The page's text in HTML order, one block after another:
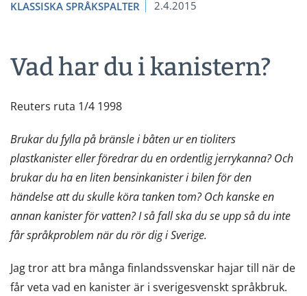
KLASSISKA SPRÅKSPALTER 2.4.2015
Vad har du i kanistern?
Reuters ruta 1/4 1998
Brukar du fylla på bränsle i båten ur en tioliters
plastkanister eller föredrar du en ordentlig jerrykanna? Och
brukar du ha en liten bensinkanister i bilen för den
händelse att du skulle köra tanken tom? Och kanske en
annan kanister för vatten? I så fall ska du se upp så du inte
får språkproblem när du rör dig i Sverige.
Jag tror att bra många finlandssvenskar hajar till när de
får veta vad en kanister är i sverigesvenskt språkbruk.